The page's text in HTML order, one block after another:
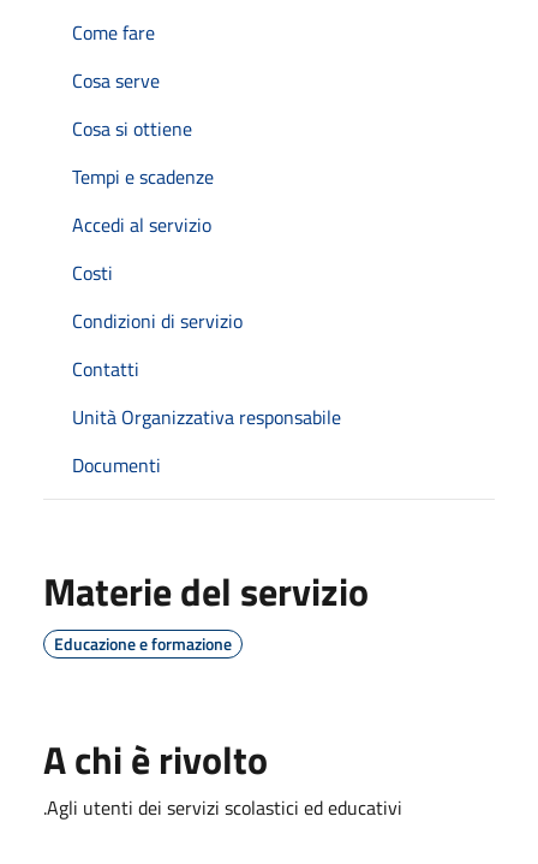
Come fare
Cosa serve
Cosa si ottiene
Tempi e scadenze
Accedi al servizio
Costi
Condizioni di servizio
Contatti
Unità Organizzativa responsabile
Documenti
Materie del servizio
Educazione e formazione
A chi è rivolto
.Agli utenti dei servizi scolastici ed educativi